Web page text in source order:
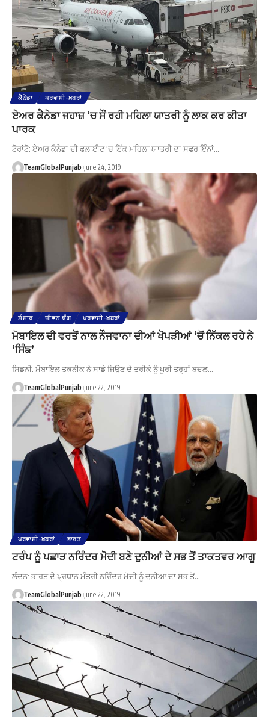
ਕੈਨੇਡਾ ਪਰਵਾਸੀ-ਖ਼ਬਰਾਂ
ਏਅਰ ਕੈਨੇਡਾ ਜਹਾਜ਼ ‘ਚ ਸੌਂ ਰਹੀ ਮਹਿਲਾ ਯਾਤਰੀ ਨੂੰ ਲਾਕ ਕਰ ਕੀਤਾ
ਪਾਰਕ
ਟੋਰਾਂਟੋ: ਏਅਰ ਕੈਨੇਡਾ ਦੀ ਫਲਾਈਟ 'ਚ ਇੱਕ ਮਹਿਲਾ ਯਾਤਰੀ ਦਾ ਸਫਰ ਇੰਨਾਂ…
TeamGlobalPunjab June 24, 2019
ਸੰਸਾਰ ਜੀਵਨ ਢੰਗ ਪਰਵਾਸੀ-ਖ਼ਬਰਾਂ
ਮੋਬਾਇਲ ਦੀ ਵਰਤੋਂ ਨਾਲ ਨੌਜਵਾਨਾ ਦੀਆਂ ਖੋਪੜੀਆਂ ‘ਚੋਂ ਨਿੱਕਲ ਰਹੇ ਨੇ
‘ਸਿੰਙ’
ਸਿਡਨੀ: ਮੋਬਾਇਲ ਤਕਨੀਕ ਨੇ ਸਾਡੇ ਜਿਉਣ ਦੇ ਤਰੀਕੇ ਨੂੰ ਪੂਰੀ ਤਰ੍ਹਾਂ ਬਦਲ…
TeamGlobalPunjab June 22, 2019
ਪਰਵਾਸੀ-ਖ਼ਬਰਾਂ ਭਾਰਤ
ਟਰੰਪ ਨੂੰ ਪਛਾੜ ਨਰਿੰਦਰ ਮੋਦੀ ਬਣੇ ਦੁਨੀਆਂ ਦੇ ਸਭ ਤੋਂ ਤਾਕਤਵਰ ਆਗੂ
ਲੰਦਨ: ਭਾਰਤ ਦੇ ਪ੍ਰਧਾਨ ਮੰਤਰੀ ਨਰਿੰਦਰ ਮੋਦੀ ਨੂੰ ਦੁਨੀਆ ਦਾ ਸਭ ਤੋਂ…
TeamGlobalPunjab June 22, 2019